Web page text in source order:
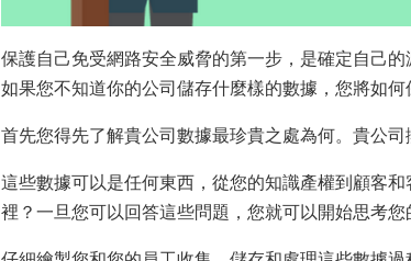
保護自己免受網路安全威脅的第一步，是確定自己
如果您不知道你的公司儲存什麼樣的數據，您將如何
首先您得先了解貴公司數據最珍貴之處為何。貴公司
這些數據可以是任何東西，從您的知識產權到顧客
裡？一旦您可以回答這些問題，您就可以開始思考您